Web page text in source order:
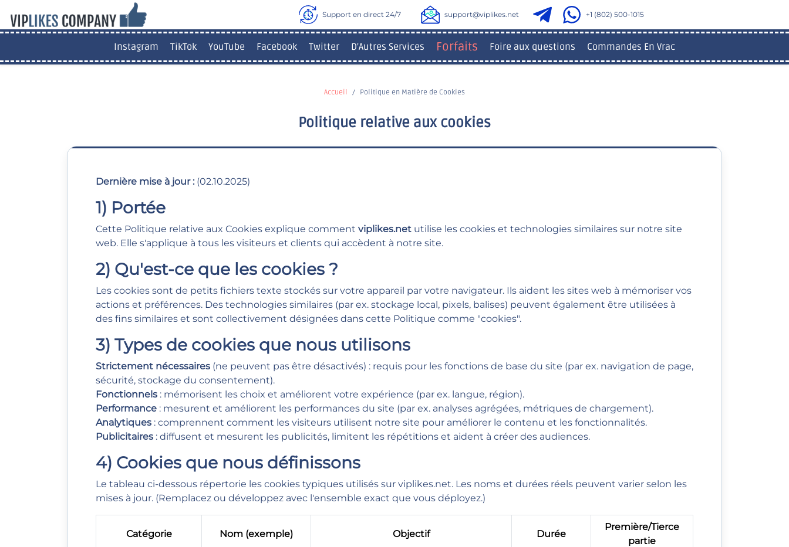
Support en direct 24/7 support@viplikes.net +1 (802) 500-1015
Instagram TikTok YouTube Facebook Twitter D'Autres Services Forfaits Foire aux questions Commandes En Vrac
Accueil Politique en Matière de Cookies
Politique relative aux cookies
Dernière mise à jour : (02.10.2025)
1) Portée
Cette Politique relative aux Cookies explique comment viplikes.net utilise les cookies et technologies similaires sur notre site
web. Elle s'applique à tous les visiteurs et clients qui accèdent à notre site.
2) Qu'est-ce que les cookies ?
Les cookies sont de petits fichiers texte stockés sur votre appareil par votre navigateur. Ils aident les sites web à mémoriser vos
actions et préférences. Des technologies similaires (par ex. stockage local, pixels, balises) peuvent également être utilisées à
des fins similaires et sont collectivement désignées dans cette Politique comme "cookies".
3) Types de cookies que nous utilisons
Strictement nécessaires (ne peuvent pas être désactivés) : requis pour les fonctions de base du site (par ex. navigation de page,
sécurité, stockage du consentement).
Fonctionnels : mémorisent les choix et améliorent votre expérience (par ex. langue, région).
Performance : mesurent et améliorent les performances du site (par ex. analyses agrégées, métriques de chargement).
Analytiques : comprennent comment les visiteurs utilisent notre site pour améliorer le contenu et les fonctionnalités.
Publicitaires : diffusent et mesurent les publicités, limitent les répétitions et aident à créer des audiences.
4) Cookies que nous définissons
Le tableau ci-dessous répertorie les cookies typiques utilisés sur viplikes.net. Les noms et durées réels peuvent varier selon les
mises à jour. (Remplacez ou développez avec l'ensemble exact que vous déployez.)
Catégorie Nom (exemple) Objectif Durée
Première/Tierce
partie